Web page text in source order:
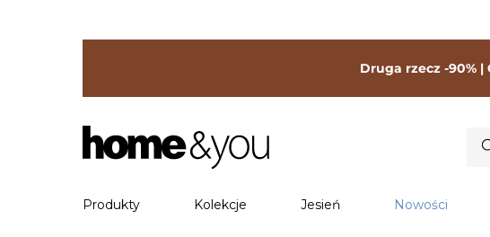
Druga rzecz -90%
Produkty Kolekcje Jesień Nowości